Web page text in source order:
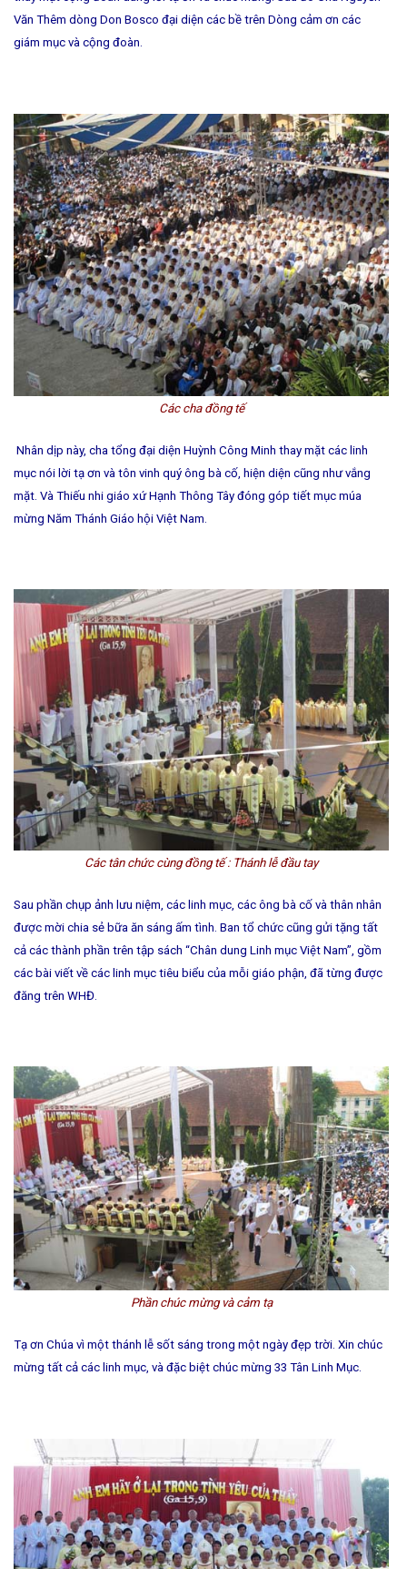
Văn Thêm dòng Don Bosco đại diện các bề trên Dòng cảm ơn các
giám mục và cộng đoàn.
Các cha đồng tế
Nhân dịp này, cha tổng đại diện Huỳnh Công Minh thay mặt các linh
mục nói lời tạ ơn và tôn vinh quý ông bà cố, hiện diện cũng như vắng
mặt. Và Thiếu nhi giáo xứ Hạnh Thông Tây đóng góp tiết mục múa
mừng Năm Thánh Giáo hội Việt Nam.
Các tân chức cùng đồng tế : Thánh lễ đầu tay
Sau phần chụp ảnh lưu niệm, các linh mục, các ông bà cố và thân nhân
được mời chia sẻ bữa ăn sáng ấm tình. Ban tổ chức cũng gửi tặng tất
cả các thành phần trên tập sách “Chân dung Linh mục Việt Nam”, gồm
các bài viết về các linh mục tiêu biểu của mỗi giáo phận, đã từng được
đăng trên WHĐ.
Phần chúc mừng và cảm tạ
Tạ ơn Chúa vì một thánh lễ sốt sáng trong một ngày đẹp trời. Xin chúc
mừng tất cả các linh mục, và đặc biệt chúc mừng 33 Tân Linh Mục.